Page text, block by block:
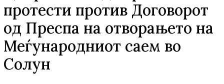
протести против Договорот
од Преспа на отворањето на
Меѓународниот саем во
Солун